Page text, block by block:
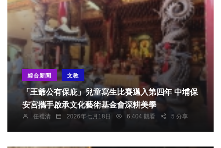
綜合新聞 文教
「王爺公有保庇」兒童寫生比賽邁入第四年 中埔保
安宮攜手啟承文化藝術基金會深耕美學
任禮清 2026年七月18日 6,404 觀看 5 分享